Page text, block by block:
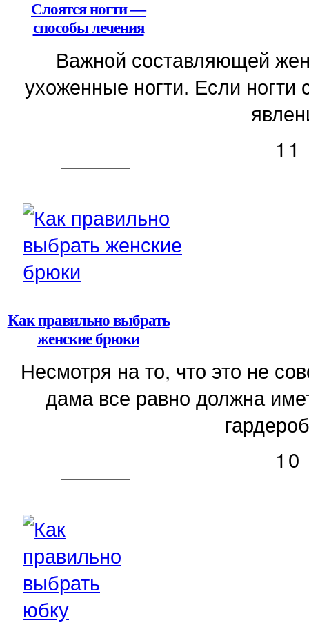
Слоятся ногти —
способы лечения
Важной составляющей
ухоженные ногти. Если ногти
Как правильно выбрать
женские брюки
Несмотря на то, что это не
дама все равно должна